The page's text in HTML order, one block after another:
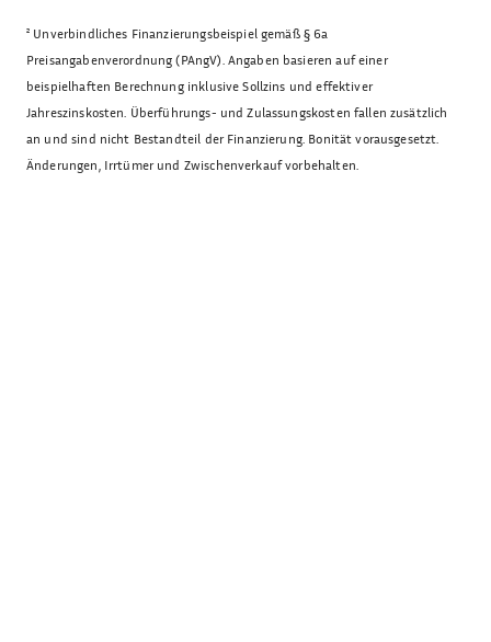
² Unverbindliches Finanzierungsbeispiel gemäß § 6a
Preisangabenverordnung (PAngV). Angaben basieren auf einer
beispielhaften Berechnung inklusive Sollzins und effektiver
Jahreszinskosten. Überführungs- und Zulassungskosten fallen zusätzlich
an und sind nicht Bestandteil der Finanzierung. Bonität vorausgesetzt.
Änderungen, Irrtümer und Zwischenverkauf vorbehalten.